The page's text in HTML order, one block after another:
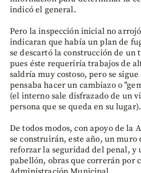
indicó el general.
Pero la inspección inicial no
indicaran que había un plan de
se descartó la construcción de un
pues éste requeriría trabajos de
saldría muy costoso, pero se
pensaba hacer un cambiazo o
(el interno sale disfrazado de un
persona que se queda en su lugar).
De todos modos, con apoyo de la
se construirán, este año, un muro
reforzar la seguridad del penal, y
pabellón, obras que correrán por